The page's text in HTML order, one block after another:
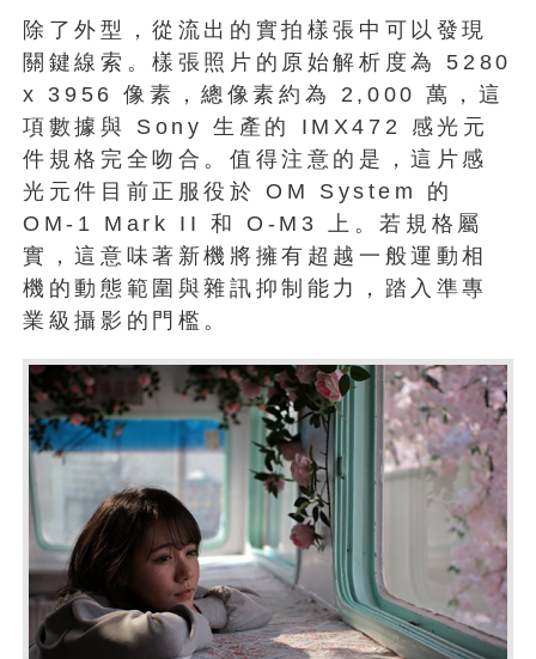
除了外型，從流出的實拍樣張中可以發現
關鍵線索。樣張照片的原始解析度為 5280
x 3956 像素，總像素約為 2,000 萬，這
項數據與 Sony 生產的 IMX472 感光元
件規格完全吻合。值得注意的是，這片感
光元件目前正服役於 OM System 的
OM-1 Mark II 和 O-M3 上。若規格屬
實，這意味著新機將擁有超越一般運動相
機的動態範圍與雜訊抑制能力，踏入準專
業級攝影的門檻。